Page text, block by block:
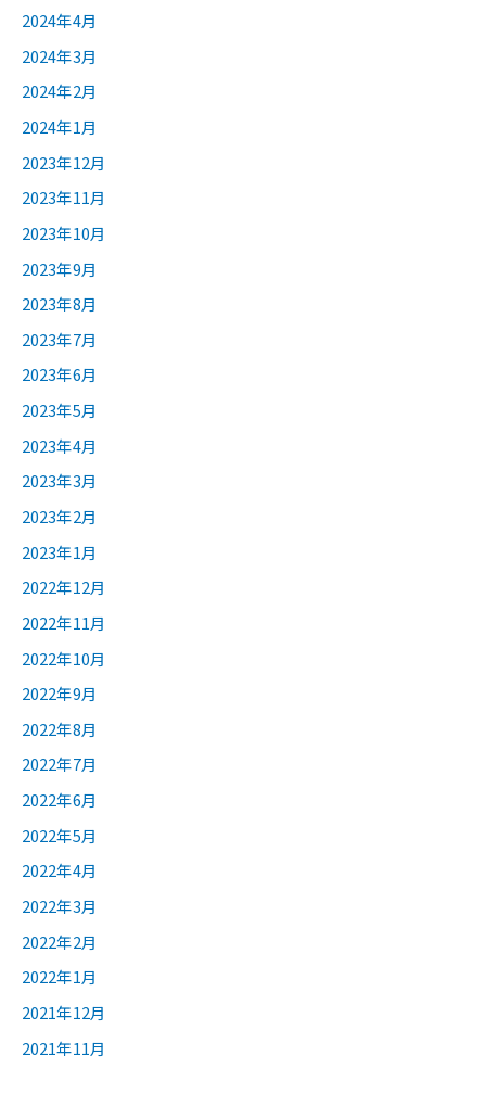
2024年4月
2024年3月
2024年2月
2024年1月
2023年12月
2023年11月
2023年10月
2023年9月
2023年8月
2023年7月
2023年6月
2023年5月
2023年4月
2023年3月
2023年2月
2023年1月
2022年12月
2022年11月
2022年10月
2022年9月
2022年8月
2022年7月
2022年6月
2022年5月
2022年4月
2022年3月
2022年2月
2022年1月
2021年12月
2021年11月